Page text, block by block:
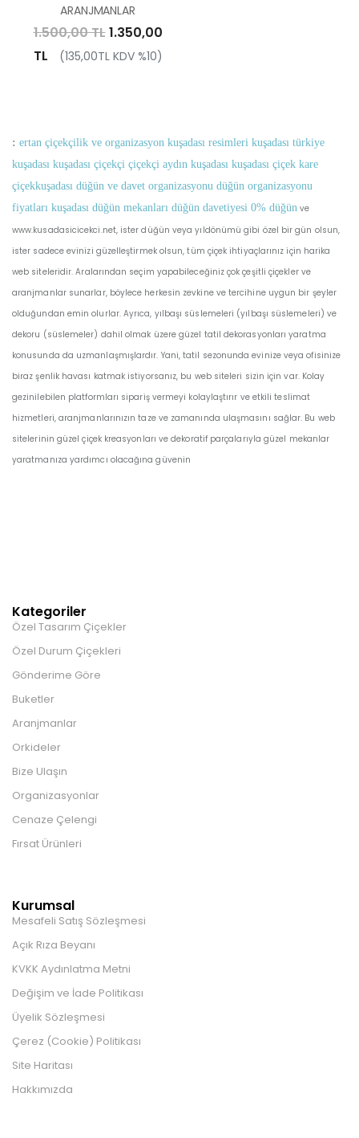
ARANJMANLAR
1.500,00 TL1.350,00
TL
(135,00TL KDV %10)
: ertan çiçekçilik ve organizasyon kuşadası resimleri kuşadası türkiye
kuşadası kuşadası çiçekçi çiçekçi aydın kuşadası kuşadası çiçek kare
çiçekkuşadası düğün ve davet organizasyonu düğün organizasyonu
fiyatları kuşadası düğün mekanları düğün davetiyesi 0% düğün ve
www.kusadasicicekci.net, ister düğün veya yıldönümü gibi özel bir gün olsun,
ister sadece evinizi güzelleştirmek olsun, tüm çiçek ihtiyaçlarınız için harika
web siteleridir. Aralarından seçim yapabileceğiniz çok çeşitli çiçekler ve
aranjmanlar sunarlar, böylece herkesin zevkine ve tercihine uygun bir şeyler
olduğundan emin olurlar. Ayrıca, yılbaşı süslemeleri (yılbaşı süslemeleri) ve
dekoru (süslemeler) dahil olmak üzere güzel tatil dekorasyonları yaratma
konusunda da uzmanlaşmışlardır. Yani, tatil sezonunda evinize veya ofisinize
biraz şenlik havası katmak istiyorsanız, bu web siteleri sizin için var. Kolay
gezinilebilen platformları sipariş vermeyi kolaylaştırır ve etkili teslimat
hizmetleri, aranjmanlarınızın taze ve zamanında ulaşmasını sağlar. Bu web
sitelerinin güzel çiçek kreasyonları ve dekoratif parçalarıyla güzel mekanlar
yaratmanıza yardımcı olacağına güvenin
Kategoriler
Özel Tasarım Çiçekler
Özel Durum Çiçekleri
Gönderime Göre
Buketler
Aranjmanlar
Orkideler
Bize Ulaşın
Organizasyonlar
Cenaze Çelengi
Fırsat Ürünleri
Kurumsal
Mesafeli Satış Sözleşmesi
Açık Rıza Beyanı
KVKK Aydınlatma Metni
Değişim ve İade Politikası
Üyelik Sözleşmesi
Çerez (Cookie) Politikası
Site Haritası
Hakkımızda